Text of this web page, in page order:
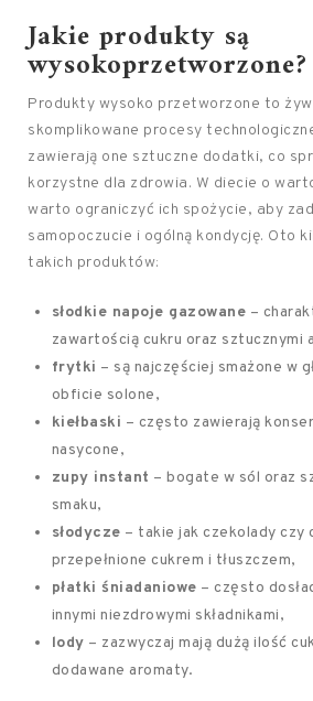
Jakie produkty są
wysokoprzetworzone?
Produkty wysoko przetworzone to
skomplikowane procesy
zawierają one sztuczne dodatki, co
korzystne dla zdrowia. W diecie o
warto ograniczyć ich spożycie, aby
samopoczucie i ogólną kondycję. Oto
takich produktów:
słodkie napoje gazowane –
zawartością cukru oraz sztucznymi
frytki – są najczęściej smażone w
obficie solone,
kiełbaski – często zawierają
nasycone,
zupy instant – bogate w sól oraz
smaku,
słodycze – takie jak czekolady czy
przepełnione cukrem i tłuszczem,
płatki śniadaniowe – często
innymi niezdrowymi składnikami,
lody – zazwyczaj mają dużą ilość
dodawane aromaty.